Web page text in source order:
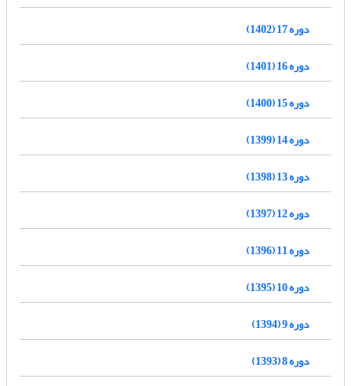
دوره 17 (1402)
دوره 16 (1401)
دوره 15 (1400)
دوره 14 (1399)
دوره 13 (1398)
دوره 12 (1397)
دوره 11 (1396)
دوره 10 (1395)
دوره 9 (1394)
دوره 8 (1393)